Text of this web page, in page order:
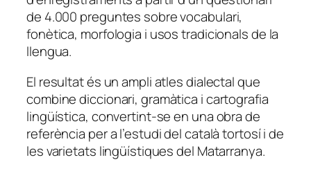
de 4.000 preguntes sobre vocabulari,
fonètica, morfologia i usos tradicionals de la
llengua.
El resultat és un ampli atles dialectal que
combine diccionari, gramàtica i cartografia
lingüística, convertint-se en una obra de
referència per a l’estudi del català tortosí i de
les varietats lingüístiques del Matarranya.